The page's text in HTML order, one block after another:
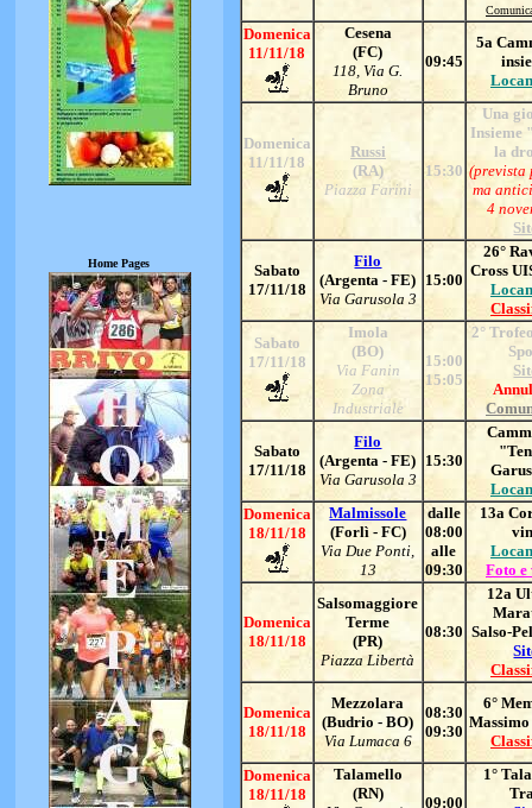
Domenica
11/11/18
Cesena
(FC)
118, Via G.
Bruno
09:45
5a
Domenica
11/11/18
Russi
(RA)
Piazza Farini
15:30
Una
Insieme
la
(prevista
ma
4
Sabato
17/11/18
Filo
(Argenta - FE)
Via Garusola 3
15:00
26°
Cross
Sabato
17/11/18
Imola
(BO)
Via Fanin
Zona
Industriale
15:00
15:05
2°
Sabato
17/11/18
Filo
(Argenta - FE)
Via Garusola 3
15:30
Domenica
18/11/18
Malmissole
(Forlì - FC)
Via Due Ponti,
13
dalle
08:00
alle
09:30
13a
Foto e
Domenica
18/11/18
Salsomaggiore
Terme
(PR)
Piazza Libertà
08:30
12a
Salso-
Domenica
18/11/18
Mezzolara
(Budrio - BO)
Via Lumaca 6
08:30
09:30
6°
Domenica
18/11/18
Talamello
(RN)
09:00
1°
Home Pages